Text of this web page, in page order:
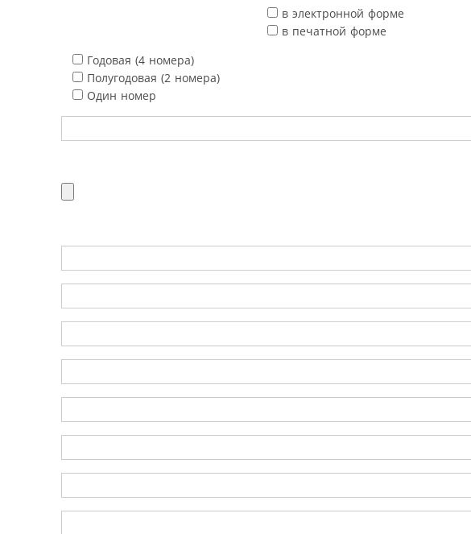
в электронной форме
в печатной форме
Годовая (4 номера)
Полугодовая (2 номера)
Один номер